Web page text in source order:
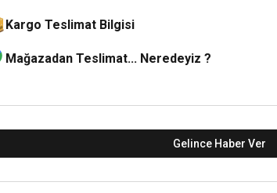
Kargo Teslimat Bilgisi
Mağazadan Teslimat... Neredeyiz ?
Gelince Haber Ver